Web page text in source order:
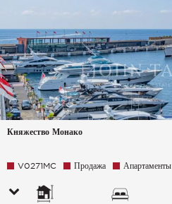
Княжество Монако
V0271MC Продажа Апартаменты